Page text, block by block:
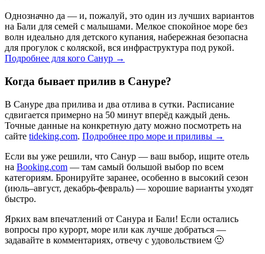
Однозначно да — и, пожалуй, это один из лучших вариантов
на Бали для семей с малышами. Мелкое спокойное море без
волн идеально для детского купания, набережная безопасна
для прогулок с коляской, вся инфраструктура под рукой.
Подробнее для кого Санур →
Когда бывает прилив в Сануре?
В Сануре два прилива и два отлива в сутки. Расписание
сдвигается примерно на 50 минут вперёд каждый день.
Точные данные на конкретную дату можно посмотреть на
сайте tideking.com. Подробнее про море и приливы →
Если вы уже решили, что Санур — ваш выбор, ищите отель
на Booking.com — там самый большой выбор по всем
категориям. Бронируйте заранее, особенно в высокий сезон
(июль–август, декабрь-февраль) — хорошие варианты уходят
быстро.
Ярких вам впечатлений от Санура и Бали! Если остались
вопросы про курорт, море или как лучше добраться —
задавайте в комментариях, отвечу с удовольствием 🙂